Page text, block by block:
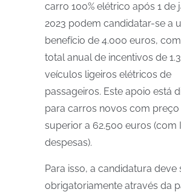
carro 100% elétrico após 1 de
2023 podem candidatar-se a
benefício de 4.000 euros,
total anual de incentivos de
veículos ligeiros elétricos de
passageiros. Este apoio está
para carros novos com preço
superior a 62.500 euros (com
despesas).
Para isso, a candidatura deve
obrigatoriamente através da